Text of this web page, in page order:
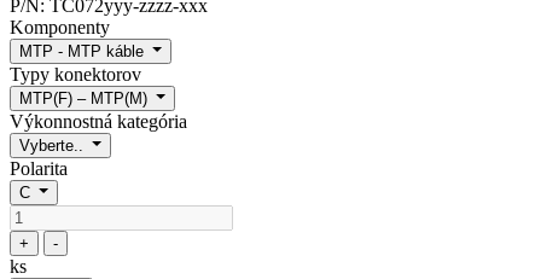
P/N: TC072yyy-zzzz-xxx
Komponenty
MTP - MTP káble
Typy konektorov
MTP(F) – MTP(M)
Výkonnostná kategória
Vyberte..
Polarita
C
+ -
ks